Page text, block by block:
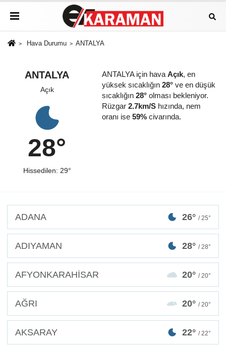
Hava Durumu ANTALYA
ANTALYA
Açık
28°
Hissedilen: 29°
ANTALYA için hava Açık, en
yüksek sıcaklığın 28°ve en düşük
sıcaklığın 28°olması bekleniyor.
Rüzgar 2.7km/Shızında, nem
oranı ise 59%civarında.
ADANA 26° / 25°
ADIYAMAN 28° / 28°
AFYONKARAHİSAR 20° / 20°
AĞRI 20° / 20°
AKSARAY 22° / 22°